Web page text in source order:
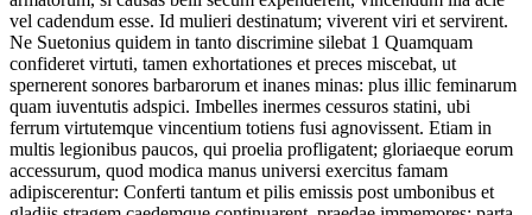
vel cadendum esse. Id mulieri destinatum; viverent viri et servirent.
Ne Suetonius quidem in tanto discrimine silebat 1 Quamquam
confideret virtuti, tamen exhortationes et preces miscebat, ut
spernerent sonores barbarorum et inanes minas: plus illic feminarum
quam iuventutis adspici. Imbelles inermes cessuros statini, ubi
ferrum virtutemque vincentium totiens fusi agnovissent. Etiam in
multis legionibus paucos, qui proelia profligatent; gloriaeque eorum
accessurum, quod modica manus universi exercitus famam
adipiscerentur: Conferti tantum et pilis emissis post umbonibus et